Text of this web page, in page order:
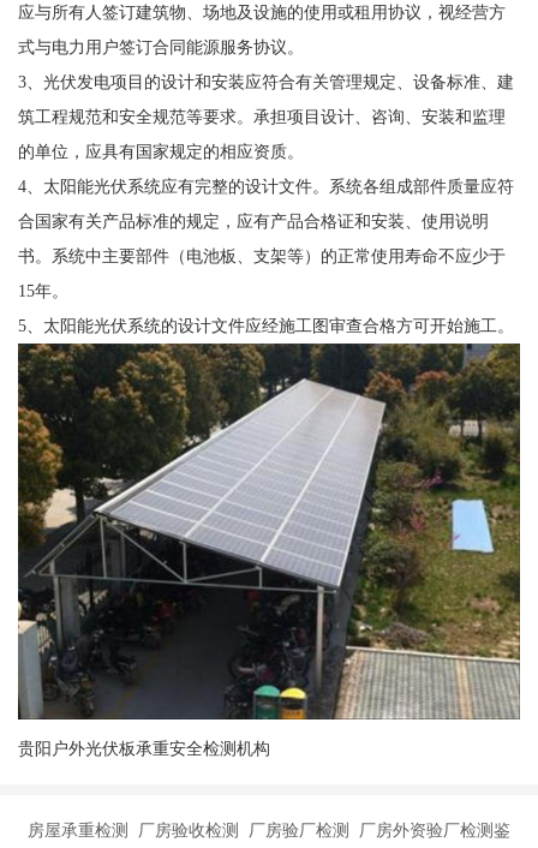
应与所有人签订建筑物、场地及设施的使用或租用协议，视经营方
式与电力用户签订合同能源服务协议。
3、光伏发电项目的设计和安装应符合有关管理规定、设备标准、建
筑工程规范和安全规范等要求。承担项目设计、咨询、安装和监理
的单位，应具有国家规定的相应资质。
4、太阳能光伏系统应有完整的设计文件。系统各组成部件质量应符
合国家有关产品标准的规定，应有产品合格证和安装、使用说明
书。系统中主要部件（电池板、支架等）的正常使用寿命不应少于
15年。
5、太阳能光伏系统的设计文件应经施工图审查合格方可开始施工。
贵阳户外光伏板承重安全检测机构
房屋承重检测 厂房验收检测 厂房验厂检测 厂房外资验厂检测鉴